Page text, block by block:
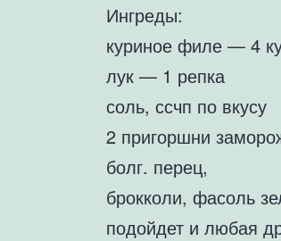
Ингреды:
куриное филе — 4
лук — 1 репка
соль, ссчп по вкусу
2 пригоршни
болг. перец,
брокколи, фасоль
подойдет и любая